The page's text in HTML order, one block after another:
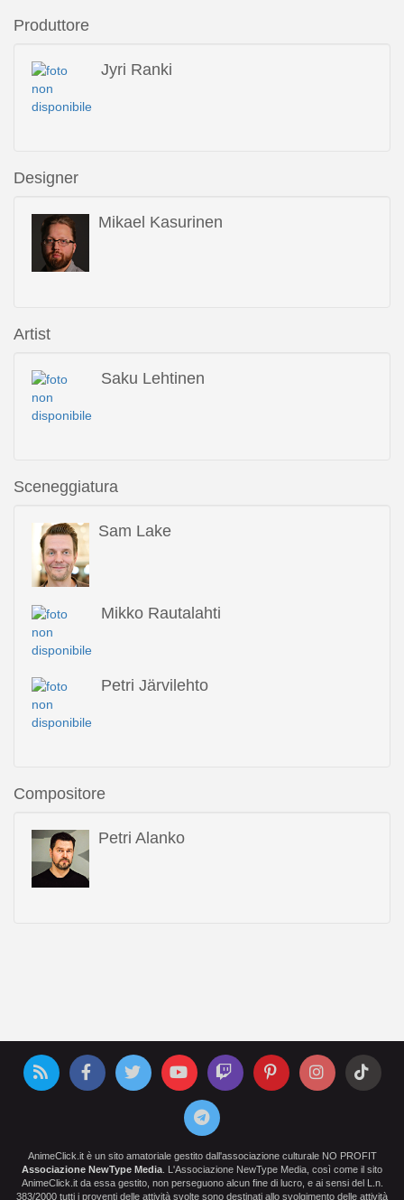
Produttore
Jyri Ranki
Designer
Mikael Kasurinen
Artist
Saku Lehtinen
Sceneggiatura
Sam Lake
Mikko Rautalahti
Petri Järvilehto
Compositore
Petri Alanko
AnimeClick.it è un sito amatoriale gestito dall'associazione culturale NO PROFIT
Associazione NewType Media . L'Associazione NewType Media, così come il sito
AnimeClick.it da essa gestito, non perseguono alcun fine di lucro, e ai sensi del L.n.
383/2000 tutti i proventi delle attività svolte sono destinati allo svolgimento delle attività